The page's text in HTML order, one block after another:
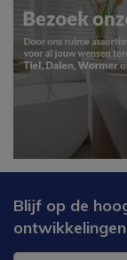
Blijf op de
ontwikkelingen